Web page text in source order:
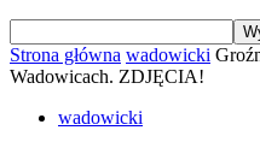
Strona główna wadowicki
Wadowicach. ZDJĘCIA!
wadowicki